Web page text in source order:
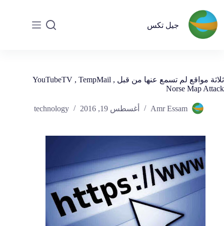
جيل تكس
ثلاثة مواقع لم تسمع عنها من قبل YouTubeTV , TempMail ,
Norse Map Attack
Amr Essam أغسطس 19, 2016 technology